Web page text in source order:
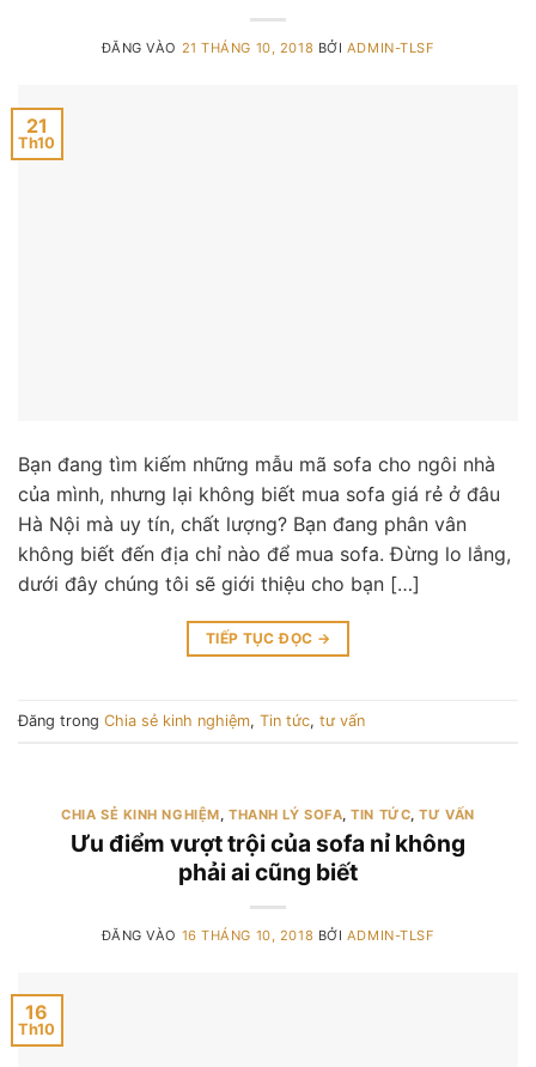
ĐĂNG VÀO 21 THÁNG 10, 2018 BỞI ADMIN-TLSF
21
Th10
Bạn đang tìm kiếm những mẫu mã sofa cho ngôi nhà
của mình, nhưng lại không biết mua sofa giá rẻ ở đâu
Hà Nội mà uy tín, chất lượng? Bạn đang phân vân
không biết đến địa chỉ nào để mua sofa. Đừng lo lắng,
dưới đây chúng tôi sẽ giới thiệu cho bạn […]
TIẾP TỤC ĐỌC →
Đăng trong Chia sẻ kinh nghiệm, Tin tức, tư vấn
CHIA SẺ KINH NGHIỆM, THANH LÝ SOFA,TIN TỨC,TƯ VẤN
Ưu điểm vượt trội của sofa nỉ không
phải ai cũng biết
ĐĂNG VÀO 16 THÁNG 10, 2018 BỞI ADMIN-TLSF
16
Th10